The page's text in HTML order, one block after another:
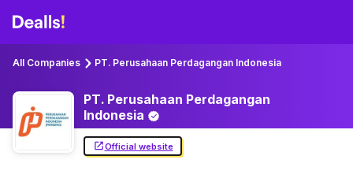
All Companies PT. Perusahaan Perdagangan Indonesia
PT. Perusahaan Perdagangan
Indonesia
Official website